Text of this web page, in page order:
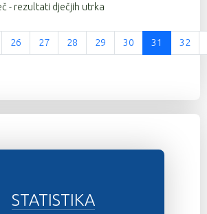
- rezultati dječjih utrka
Stranica 31 od 37
26 27 28 29 30 31 32
STATISTIKA